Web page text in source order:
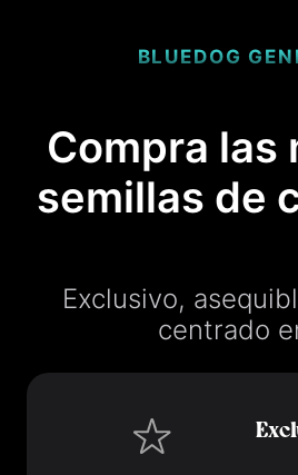
BLUEDOG
Compra las
semillas de
Exclusivo,
centrado